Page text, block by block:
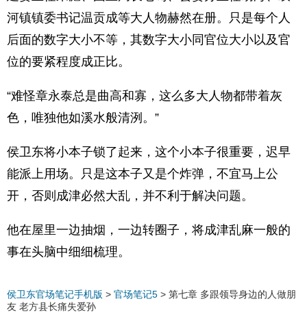
河镇镇委书记温贡成等大人物赫然在册。只是每个人
后面的数字大小不等，其数字大小同官位大小以及官
位的要紧程度成正比。
“难怪章永泰总是曲高和寡，这么多大人物都带着灰
色，唯独他如溪水般清洌。”
侯卫东将小本子锁了起来，这个小本子很重要，迟早
能派上用场。只是这本子又是个炸弹，不宜马上公
开，否则成津必然大乱，并不利于解决问题。
他在屋里一边抽烟，一边转圈子，将成津乱麻一般的
事在头脑中细细梳理。
侯卫东官场笔记手机版 > 官场笔记5 > 第七章 多跟领导身边的人做朋
友 老方县长痛失爱孙